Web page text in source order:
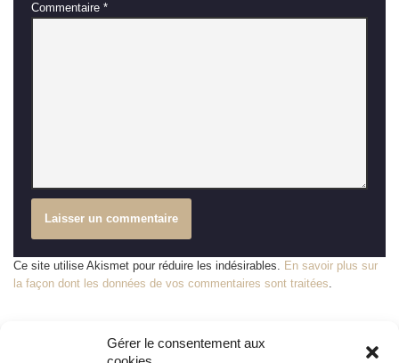
Gérer le consentement aux
Commentaire *
Ce site utilise Akismet pour réduire les indésirables. En savoir plus sur
la façon dont les données de vos commentaires sont traitées.